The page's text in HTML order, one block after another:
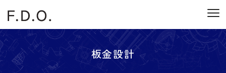
板金設計